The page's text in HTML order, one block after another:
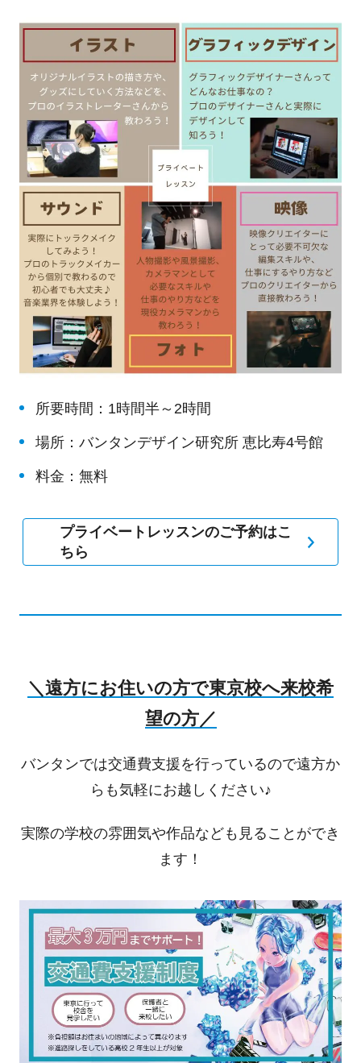
所要時間：1時間半～2時間
場所：バンタンデザイン研究所 恵比寿4号館
料金：無料
プライベートレッスンのご予約はこ
ちら
＼遠方にお住いの方で東京校へ来校希
望の方／
バンタンでは交通費支援を行っているので遠方か
らも気軽にお越しください♪
実際の学校の雰囲気や作品なども見ることができ
ます！